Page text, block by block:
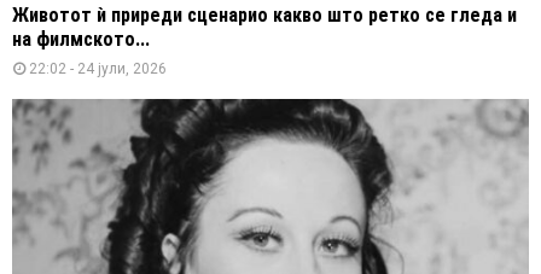
Животот ѝ приреди сценарио какво што ретко се гледа и
на филмското...
22:02 - 24 јули, 2026